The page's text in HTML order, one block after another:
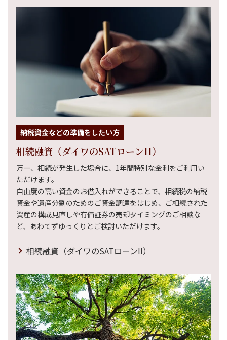
納税資金などの準備をしたい方
相続融資（ダイワのSATローンII）
万一、相続が発生した場合に、1年間特別な金利をご利用い
ただけます。
自由度の高い資金のお借入れができることで、相続税の納税
資金や遺産分割のためのご資金調達をはじめ、ご相続された
資産の構成見直しや有価証券の売却タイミングのご相談な
ど、あわてずゆっくりとご検討いただけます。
相続融資（ダイワのSATローンII）